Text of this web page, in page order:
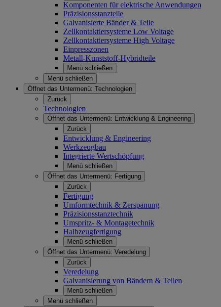
Komponenten für elektrische Anwendungen
Präzisionsstanzteile
Galvanisierte Bänder & Teile
Zellkontaktiersysteme Low Voltage
Zellkontaktiersysteme High Voltage
Einpresszonen
Metall-Kunststoff-Hybridteile
Menü schließen
Menü schließen
Öffnet das Untermenü: Technologien
Zurück
Technologien
Öffnet das Untermenü: Entwicklung & Engineering
Zurück
Entwicklung & Engineering
Werkzeugbau
Integrierte Wertschöpfung
Menü schließen
Öffnet das Untermenü: Fertigung
Zurück
Fertigung
Umformtechnik & Zerspanung
Präzisionsstanztechnik
Umspritz- & Montagetechnik
Halbzeugfertigung
Menü schließen
Öffnet das Untermenü: Veredelung
Zurück
Veredelung
Galvanisierung von Bändern & Teilen
Menü schließen
Menü schließen